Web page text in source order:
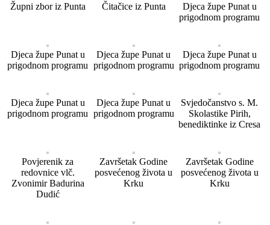
Župni zbor iz Punta Čitačice iz Punta
Djeca župe Punat u
prigodnom programu
Djeca župe Punat u
prigodnom programu
Djeca župe Punat u
prigodnom programu
Djeca župe Punat u
prigodnom programu
Djeca župe Punat u
prigodnom programu
Djeca župe Punat u
prigodnom programu
Svjedočanstvo s. M.
Skolastike Pirih,
benediktinke iz Cresa
Povjerenik za
redovnice vlč.
Zvonimir Badurina
Dudić
Završetak Godine
posvećenog života u
Krku
Završetak Godine
posvećenog života u
Krku